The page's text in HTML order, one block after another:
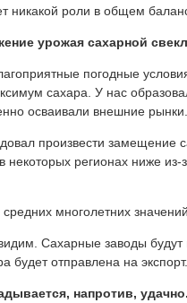
никакой роли в общем
урожая сахарной
погодные
сахара. У нас
осваивали внешние
произвести замещение
некоторых регионах ниже
многолетних
Сахарные заводы
будет отправлена на
напротив,